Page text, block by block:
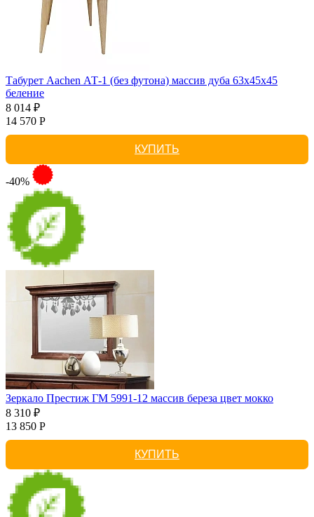
Табурет Aachen АТ-1 (без футона) массив дуба 63х45х45
беление
8 014 ₽
14 570 Р
КУПИТЬ
-40%
Зеркало Престиж ГМ 5991-12 массив береза цвет мокко
8 310 ₽
13 850 Р
КУПИТЬ